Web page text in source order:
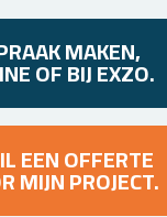
MAKEN,
OF BIJ EXZO.
EEN OFFERTE
MIJN PROJECT.